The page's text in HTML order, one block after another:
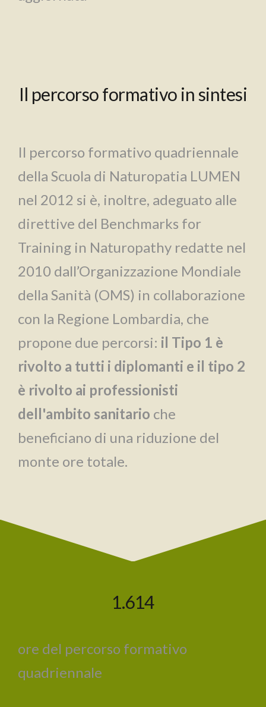
Il percorso formativo in sintesi
Il percorso formativo quadriennale
della Scuola di Naturopatia LUMEN
nel 2012 si è, inoltre, adeguato alle
direttive del Benchmarks for
Training in Naturopathy redatte nel
2010 dall’Organizzazione Mondiale
della Sanità (OMS) in collaborazione
con la Regione Lombardia, che
propone due percorsi: il Tipo 1 è
rivolto a tutti i diplomanti e il tipo 2
è rivolto ai professionisti
dell'ambito sanitario che
beneficiano di una riduzione del
monte ore totale.
1.614
ore del percorso formativo
quadriennale